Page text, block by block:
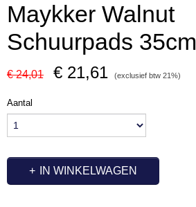
Maykker Walnut
Schuurpads 35cm
€ 24,01 € 21,61 (exclusief btw 21%)
Aantal
IN WINKELWAGEN